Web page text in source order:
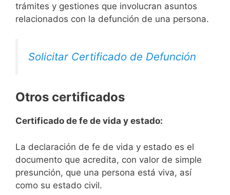
trámites y gestiones que involucran asuntos
relacionados con la defunción de una persona.
Solicitar Certificado de Defunción
Otros certificados
Certificado de fe de vida y estado:
La declaración de fe de vida y estado es el
documento que acredita, con valor de simple
presunción, que una persona está viva, así
como su estado civil.